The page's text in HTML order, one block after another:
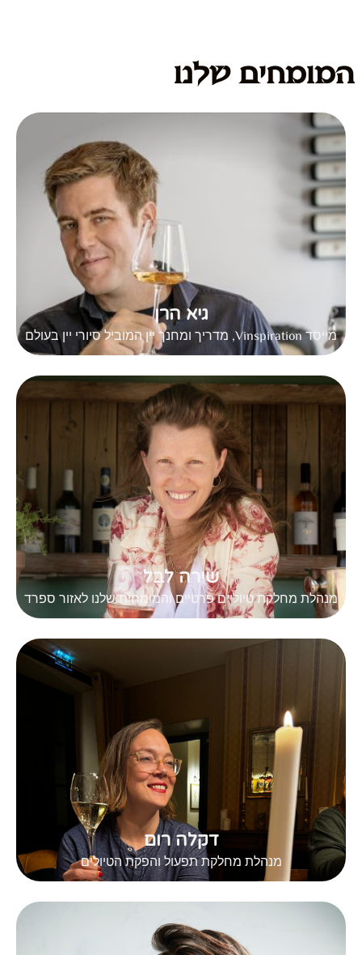
המומחים שלנו
מייסד Vinspiration, מדריך ומחנך יין המוביל סיורי יין בעולם
גיא הרן
מנהלת מחלקת טיוליים פרטיים והמומחית שלנו לאזור ספרד
שירה לבל
מנהלת מחלקת תפעול והפקת הטיולים
דקלה רום